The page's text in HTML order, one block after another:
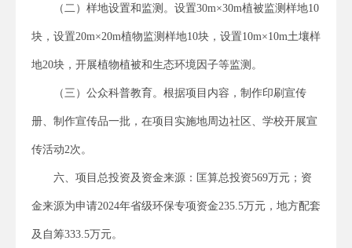
（二）样地设置和监测。设置30m×30m植被监测样地10
块，设置20m×20m植物监测样地10块，设置10m×10m土壤样
地20块，开展植物植被和生态环境因子等监测。
（三）公众科普教育。根据项目内容，制作印刷宣传
册、制作宣传品一批，在项目实施地周边社区、学校开展宣
传活动2次。
六、项目总投资及资金来源：匡算总投资569万元；资
金来源为申请2024年省级环保专项资金235.5万元，地方配套
及自筹333.5万元。